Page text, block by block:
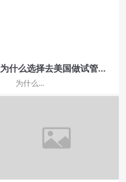
为什么选择去美国做试管婴
儿？美国试管婴儿流程是什
么？
为什么...